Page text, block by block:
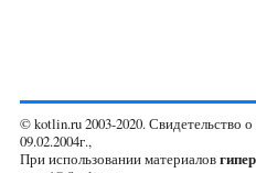
© kotlin.ru 2003-2020.
09.02.2004г.,
При использовании материалов